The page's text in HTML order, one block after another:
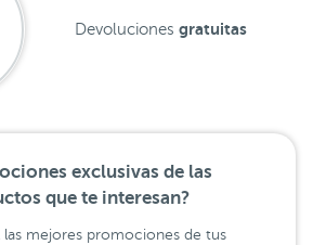
Devoluciones gratuitas
exclusivas de las
que te interesan?
las mejores promociones de tus